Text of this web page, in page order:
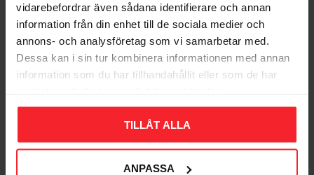
vidarebefordrar även sådana identifierare och annan
information från din enhet till de sociala medier och
annons- och analysföretag som vi samarbetar med.
Dessa kan i sin tur kombinera informationen med annan
information som du har tillhandahållit eller som de har
TILLÅT ALLA
ANPASSA
88KR
Lägg till i favoriter
72KR
81 KR